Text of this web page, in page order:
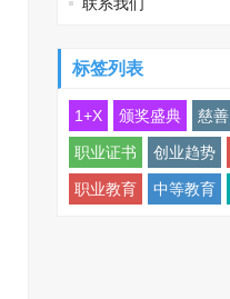
标签列表
1+X 颁奖盛典 慈善
职业证书 创业趋势
职业教育 中等教育